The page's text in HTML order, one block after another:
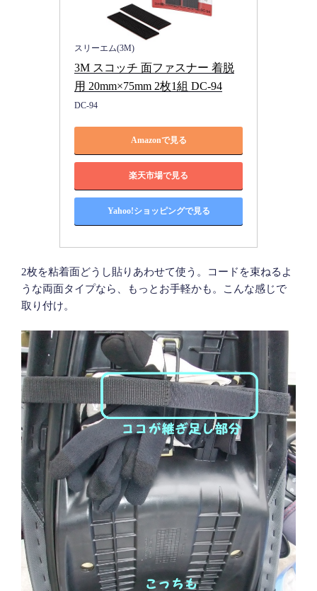
スリーエム(3M)
3M スコッチ 面ファスナー 着脱
用 20mm×75mm 2枚1組 DC-94
DC-94
Amazonで見る
楽天市場で見る
Yahoo!ショッピングで見る
2枚を粘着面どうし貼りあわせて使う。コードを束ねるよ
うな両面タイプなら、もっとお手軽かも。こんな感じで
取り付け。